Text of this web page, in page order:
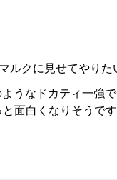
ルクに見せてやりた
うなドカティ一強
面白くなりそうです